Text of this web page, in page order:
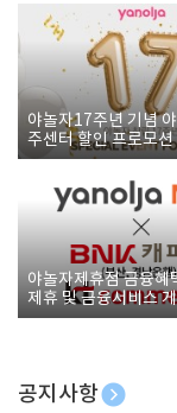
야놀자17주년 기념
주센터 할인 프로모션
야놀자제휴점 금융혜
제휴 및 금융서비스
공지사항
[호텔업] 개인정보 처리방